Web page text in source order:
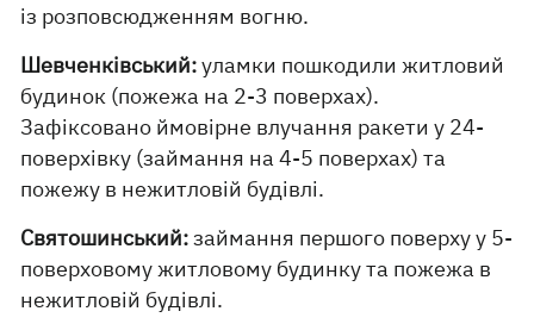
із розповсюдженням вогню.
Шевченківський:уламки пошкодили житловий
будинок (пожежа на 2-3 поверхах).
Зафіксовано ймовірне влучання ракети у 24-
поверхівку (займання на 4-5 поверхах) та
пожежу в нежитловій будівлі.
Святошинський:займання першого поверху у 5-
поверховому житловому будинку та пожежа в
нежитловій будівлі.